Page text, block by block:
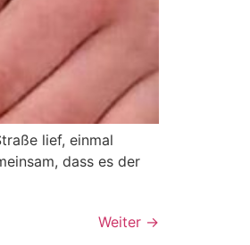
lief, einmal
dass es der
Weiter →